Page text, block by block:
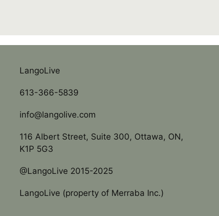
LangoLive
613-366-5839
info@langolive.com
116 Albert Street, Suite 300, Ottawa, ON,
K1P 5G3
@LangoLive 2015-2025
LangoLive (property of Merraba Inc.)